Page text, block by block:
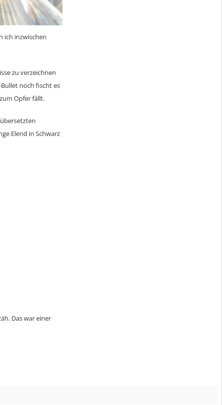
ich inzwischen
zu verzeichnen
noch fischt es
Opfer fällt.
Elend in Schwarz
Das war einer